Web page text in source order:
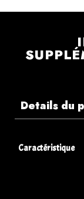
Details du
Caractéristique